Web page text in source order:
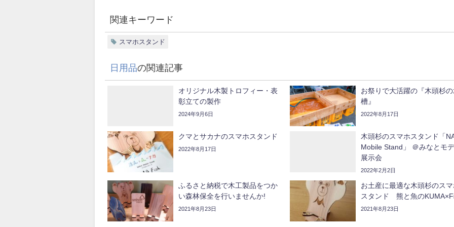
関連キーワード
スマホスタンド
日用品の関連記事
オリジナル木製トロフィー・表
彰立ての製作
2024年9月6日
お祭りで大活躍の『木頭杉の
槽』
2022年8月17日
クマとサカナのスマホスタンド
2022年8月17日
木頭杉のスマホスタンド「
Mobile Stand」 ＠みなとモ
展示会
2022年2月2日
ふるさと納税で木工製品をつか
い森林保全を行いませんか!
2021年8月23日
お土産に最適な木頭杉のスマ
スタンド 熊と魚の
2021年8月23日